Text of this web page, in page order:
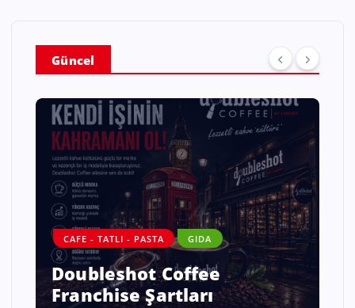
Güncel
DANIŞMANLIK GIDA
ALO DİYET – SAĞLAMLIQLI
HƏYATIN YENİ NƏSİL
ÜNVANI